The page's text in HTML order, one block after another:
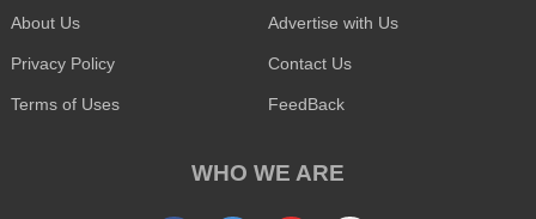
About Us
Privacy Policy
Terms of Uses
Advertise with Us
Contact Us
FeedBack
WHO WE ARE